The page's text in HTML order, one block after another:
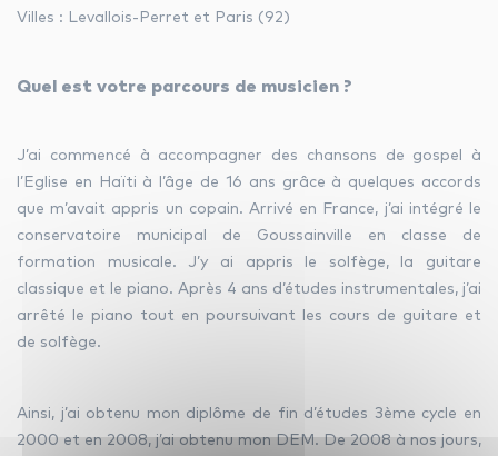
Villes : Levallois-Perret et Paris (92)
Quel est votre parcours de musicien ?
J’ai commencé à accompagner des chansons de gospel à
l’Eglise en Haïti à l’âge de 16 ans grâce à quelques accords
que m’avait appris un copain. Arrivé en France, j’ai intégré le
conservatoire municipal de Goussainville en classe de
formation musicale. J’y ai appris le solfège, la guitare
classique et le piano. Après 4 ans d’études instrumentales, j’ai
arrêté le piano tout en poursuivant les cours de guitare et
de solfège.
Ainsi, j’ai obtenu mon diplôme de fin d’études 3ème cycle en
2000 et en 2008, j’ai obtenu mon DEM. De 2008 à nos jours,